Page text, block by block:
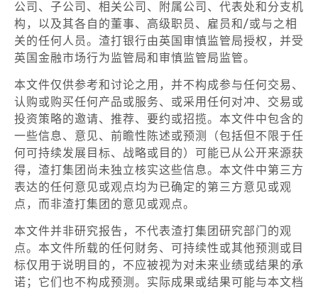
公司、子公司、相关公司、附属公司、代表处和分支机
构，以及其各自的董事、高级职员、雇员和/或与之相
关的任何人员。渣打银行由英国审慎监管局授权，并受
英国金融市场行为监管局和审慎监管局监管。
本文件仅供参考和讨论之用，并不构成参与任何交易、
认购或购买任何产品或服务、或采用任何对冲、交易或
投资策略的邀请、推荐、要约或招揽。本文件中包含的
一些信息、意见、前瞻性陈述或预测（包括但不限于任
何可持续发展目标、战略或目的）可能已从公开来源获
得，渣打集团尚未独立核实这些信息。本文件中第三方
表达的任何意见或观点均为已确定的第三方意见或观
点，而非渣打集团的意见或观点。
本文件并非研究报告，不代表渣打集团研究部门的观
点。本文件所载的任何财务、可持续性或其他预测或目
标仅用于说明目的，不应被视为对未来业绩或结果的承
诺；它们也不构成预测。实际成果或结果可能与本文档